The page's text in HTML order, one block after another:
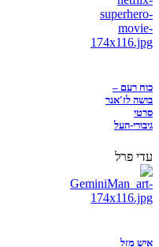
כוח רעם –
בושה לז'אנר
סרטי
גיבורי-העל
עדי פרל
איש מזל